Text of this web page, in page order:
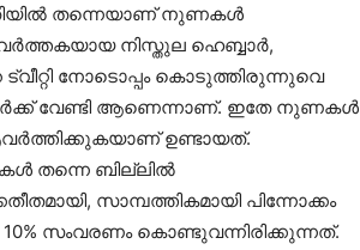
തന്നെയാണ് നുണകൾ
നിസ്തുല ഹെബ്ബാർ,
ട്വീറ്റി നോടൊപ്പം കൊടുത്തിരുന്നുവെ
വേണ്ടി ആണെന്നാണ്. ഇതേ നുണകൾ
ഉണ്ടായത്.
തന്നെ ബില്ലിൽ
സാമ്പത്തികമായി പിന്നോക്കം
സംവരണം കൊണ്ടുവന്നിരിക്കുന്നത്.